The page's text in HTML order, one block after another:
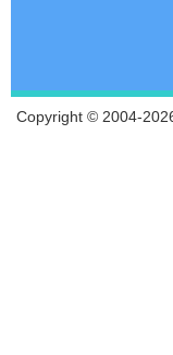
Copyright © 2004-